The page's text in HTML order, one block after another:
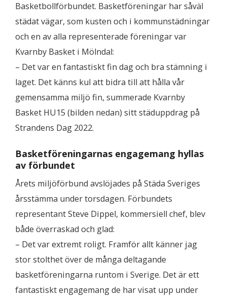
Basketbollförbundet. Basketföreningar har såväl
städat vägar, som kusten och i kommunstädningar
och en av alla representerade föreningar var
Kvarnby Basket i Mölndal:
– Det var en fantastiskt fin dag och bra stämning i
laget. Det känns kul att bidra till att hålla vår
gemensamma miljö fin, summerade Kvarnby
Basket HU15 (bilden nedan) sitt städuppdrag på
Strandens Dag 2022.
Basketföreningarnas engagemang hyllas
av förbundet
Årets miljöförbund avslöjades på Städa Sveriges
årsstämma under torsdagen. Förbundets
representant Steve Dippel, kommersiell chef, blev
både överraskad och glad:
– Det var extremt roligt. Framför allt känner jag
stor stolthet över de många deltagande
basketföreningarna runtom i Sverige. Det är ett
fantastiskt engagemang de har visat upp under